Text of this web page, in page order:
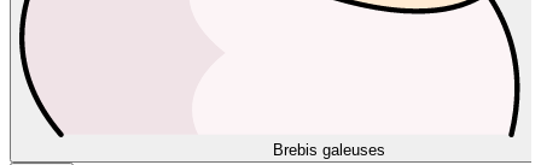
Brebis galeuses